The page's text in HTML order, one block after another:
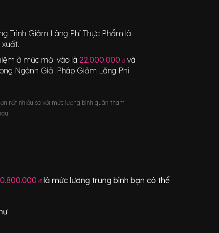
Trình Giảm Lãng Phí Thực Phẩm là
ở mức mới vào là 22.000.000 đ và
Ngành Giải Pháp Giảm Lãng Phí
rất nhiều so với mức lương bình quân tham
đlà mức lương trung bình bạn có thể